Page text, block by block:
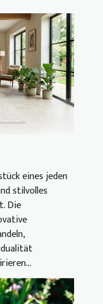
eines jeden
stilvolles
Die